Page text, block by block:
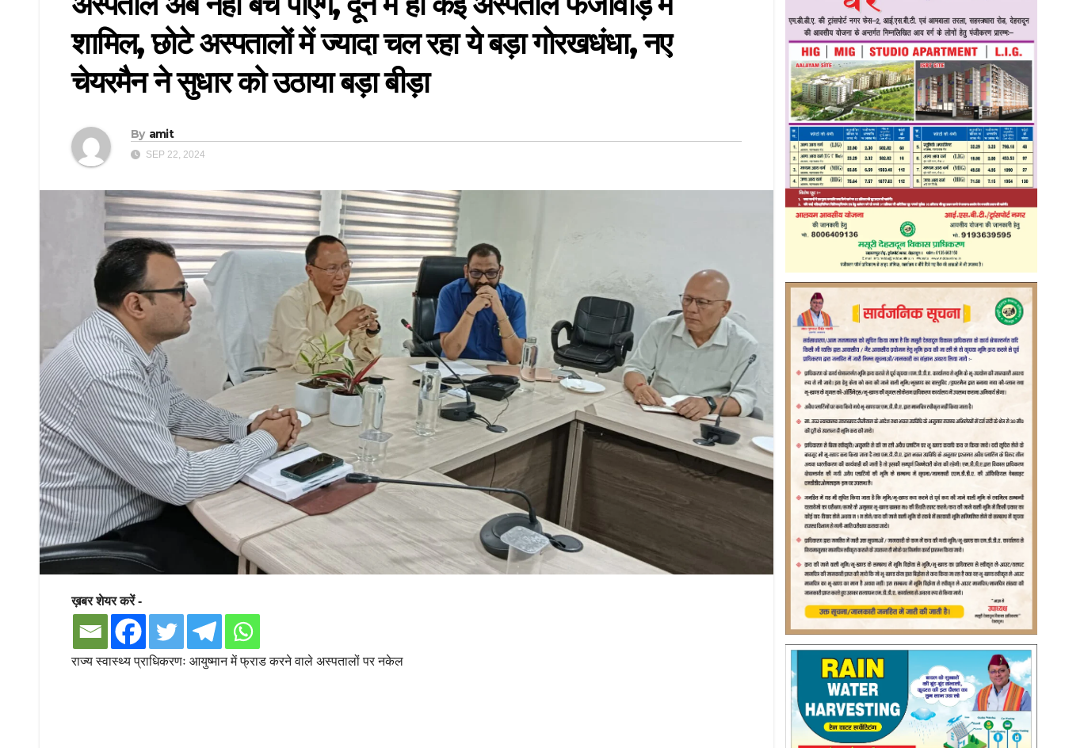
शामिल, छोटे अस्पतालों में ज्यादा चल रहा ये बड़ा गोरखधंधा, नए
चेयरमैन ने सुधार को उठाया बड़ा बीड़ा
By amit
SEP 22, 2024
ख़बर शेयर करें -
राज्य स्वास्थ्य प्राधिकरणः आयुष्मान में फ्राड करने वाले अस्पतालों पर नकेल